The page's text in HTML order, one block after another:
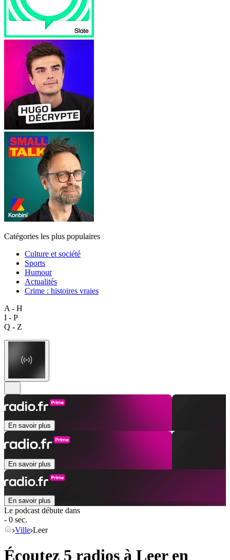
Catégories les plus populaires
Culture et société
Sports
Humour
Actualités
Crime : histoires vraies
A - H
I - P
Q - Z
En savoir plus
En savoir plus
En savoir plus
Le podcast débute dans
- 0 sec.
Ville Leer
Écoutez 5 radios à Leeren